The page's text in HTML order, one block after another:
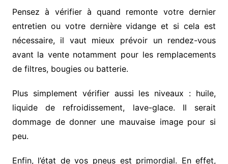
Pensez à vérifier à quand remonte votre dernier
entretien ou votre dernière vidange et si cela est
nécessaire, il vaut mieux prévoir un rendez-vous
avant la vente notamment pour les remplacements
de filtres, bougies ou batterie.
Plus simplement vérifier aussi les niveaux : huile,
liquide de refroidissement, lave-glace. Il serait
dommage de donner une mauvaise image pour si
peu.
Enfin, l’état de vos pneus est primordial. En effet,